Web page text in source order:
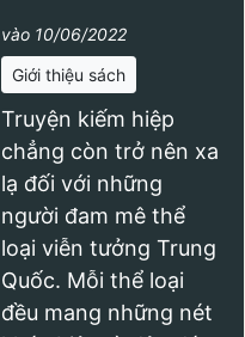
vào 10/06/2022
Giới thiệu sách
Truyện kiếm hiệp
chẳng còn trở nên xa
lạ đối với những
người đam mê thể
loại viễn tưởng Trung
Quốc. Mỗi thể loại
đều mang những nét